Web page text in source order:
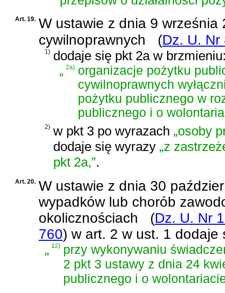
Art. 19. W ustawie z dnia 9
cywilnoprawnych
(Dz. U.
1) dodaje się pkt 2a w
„2a) organizacje pożytku
cywilnoprawnych
pożytku publicznego w
publicznego i o
2) w pkt 3 po wyrazach „osoby
dodaje się wyrazy „z
pkt 2a,”.
Art. 20. W ustawie z dnia 30
wypadków lub chorób
okolicznościach
(Dz. U. Nr
760) w art. 2 w ust. 1 dodaje
„12) przy wykonywaniu
2 pkt 3 ustawy z dnia 24
publicznego i o